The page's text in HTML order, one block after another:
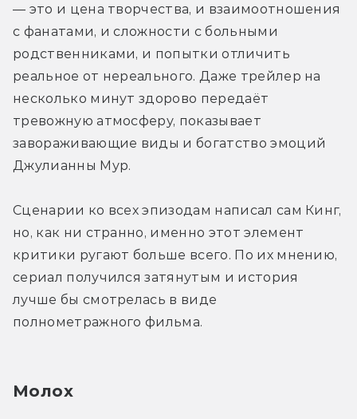
— это и цена творчества, и взаимоотношения
с фанатами, и сложности с больными
родственниками, и попытки отличить
реальное от нереального. Даже трейлер на
несколько минут здорово передаёт
тревожную атмосферу, показывает
завораживающие виды и богатство эмоций
Джулианны Мур.
Сценарии ко всех эпизодам написал сам Кинг,
но, как ни странно, именно этот элемент
критики ругают больше всего. По их мнению,
сериал получился затянутым и история
лучше бы смотрелась в виде
полнометражного фильма.
Молох